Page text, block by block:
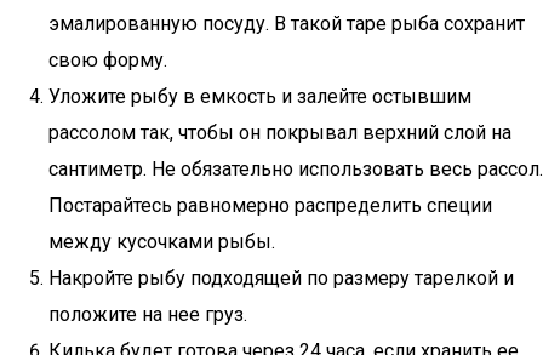
эмалированную посуду. В такой таре рыба сохранит
свою форму.
Уложите рыбу в емкость и залейте остывшим
рассолом так, чтобы он покрывал верхний слой на
сантиметр. Не обязательно использовать весь рассол.
Постарайтесь равномерно распределить специи
между кусочками рыбы.
Накройте рыбу подходящей по размеру тарелкой и
положите на нее груз.